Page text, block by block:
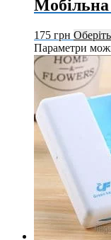
175 грн
Параметри